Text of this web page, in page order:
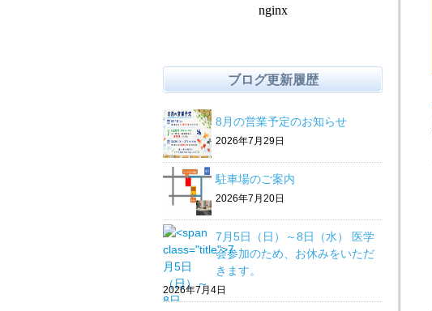
ブログ更新履歴
8月の営業予定のお知らせ
2026年7月29日
駐車場のご案内
2026年7月20日
7月5日（日）～8日（水） 医学
会参加のため、お休みをいただ
きます。
2026年7月4日